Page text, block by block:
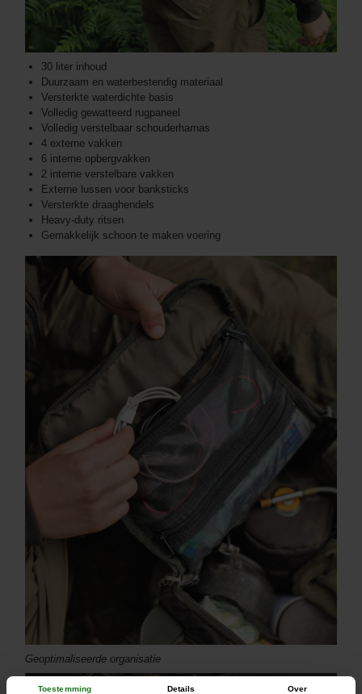
Toestemming Details Over
30 liter inhoud
Duurzaam en waterbestendig materiaal
Versterkte waterdichte basis
Volledig gewatteerd rugpaneel
Volledig verstelbaar schouderharnas
4 externe vakken
6 interne opbergvakken
2 interne verstelbare vakken
Externe lussen voor banksticks
Versterkte draaghendels
Heavy-duty ritsen
Gemakkelijk schoon te maken voering
Geoptimaliseerde organisatie